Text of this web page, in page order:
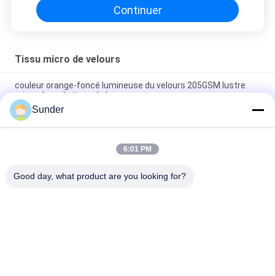
Continuer
Tissu micro de velours
couleur orange-foncé lumineuse du velours 205GSM lustre
micro doux de tissu de beau
polyester jaune-clair de tricotage de la couleur 92% de tissu
de velours de bout droit de la chaîne 300GSM
Spandex rouge foncé du polyester 8 de tissu mou superbe
Sunder
6:01 PM
Good day, what product are you looking for?